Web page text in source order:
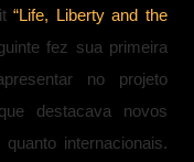
“Life, Liberty and the
fez sua primeira
no projeto
destacava novos
internacionais.